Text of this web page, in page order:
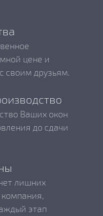
цене и
своим друзьям.
Ваших окон
до сдачи
лишних
компания,
этап